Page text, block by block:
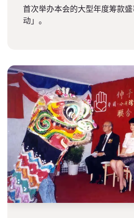
首次举办本会的大型年度筹款
动」。